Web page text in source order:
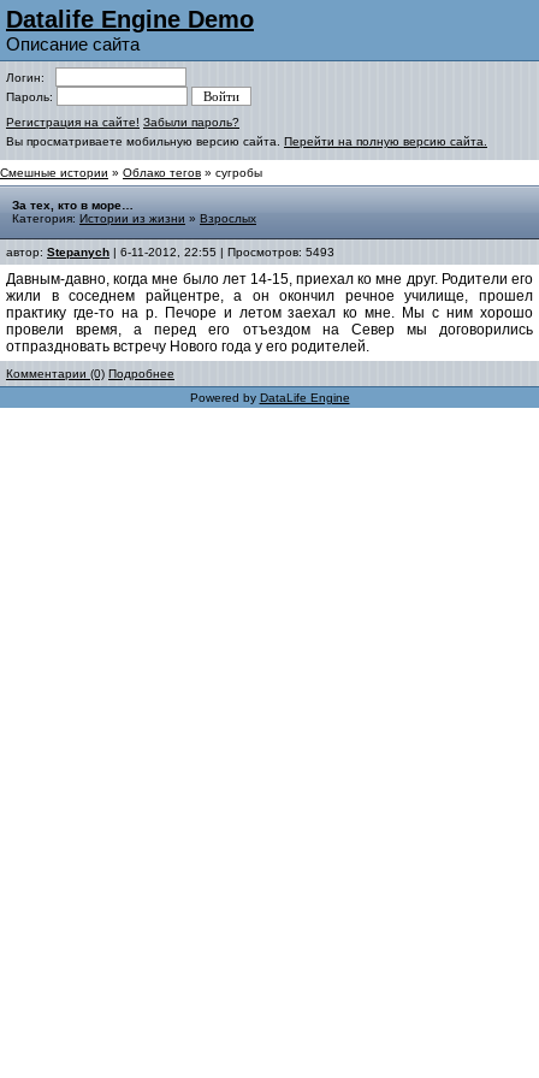
Datalife Engine Demo
Описание сайта
Логин:
Пароль:
Регистрация на сайте! Забыли пароль?
Вы просматриваете мобильную версию сайта. Перейти на полную версию сайта.
Смешные истории » Облако тегов » сугробы
За тех, кто в море…
Категория: Истории из жизни » Взрослых
автор: Stepanych | 6-11-2012, 22:55 | Просмотров: 5493
Давным-давно, когда мне было лет 14-15, приехал ко мне друг. Родители его
жили в соседнем райцентре, а он окончил речное училище, прошел
практику где-то на р. Печоре и летом заехал ко мне. Мы с ним хорошо
провели время, а перед его отъездом на Север мы договорились
отпраздновать встречу Нового года у его родителей.
Комментарии (0) Подробнее
Powered by DataLife Engine